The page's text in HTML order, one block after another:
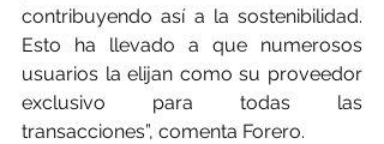
contribuyendo así a la sostenibilidad.
Esto ha llevado a que numerosos
usuarios la elijan como su proveedor
exclusivo para todas las
transacciones”, comenta Forero.